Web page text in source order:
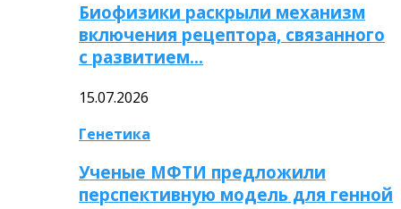
Биофизики раскрыли механизм
включения рецептора, связанного
с развитием…
15.07.2026
Генетика
Ученые МФТИ предложили
перспективную модель для генной